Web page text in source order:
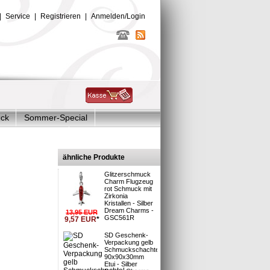
Service Registrieren Anmelden/Login
Sommer-Special
ähnliche Produkte
13,95EUR
9,57 EUR*
Glitzerschmuck
Charm Flugzeug
rot Schmuck mit
Zirkonia
Kristallen - Silber
Dream Charms -
GSC561R
SD Geschenk-
Verpackung gelb
Schmuckschachtel
90x90x30mm
Etui - Silber